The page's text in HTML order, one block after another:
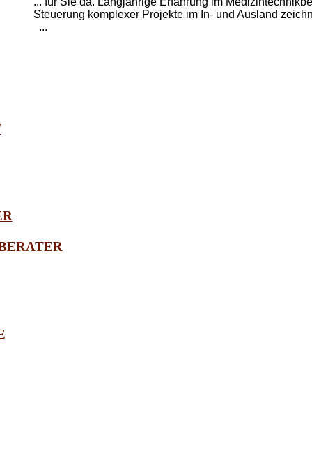
Steuerung komplexer Projekte im In- und Ausland
...